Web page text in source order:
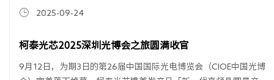
2025-09-24
柯泰光芯2025深圳光博会之旅圆满收官
9月12日，为期3日的第26届中国国际光电博览会（CIOE中国光博